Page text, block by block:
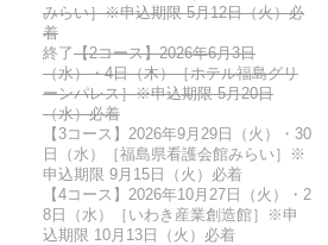
みらい］※申込期限 5月12日（火）必
着
終了【2コース】2026年6月3日
（水）・4日（木）［ホテル福島グリ
ーンパレス］※申込期限 5月20日
（水）必着
【3コース】2026年9月29日（火）・30
日（水）［福島県看護会館みらい］※
申込期限 9月15日（火）必着
【4コース】2026年10月27日（火）・2
8日（水）［いわき産業創造館］※申
込期限 10月13日（火）必着